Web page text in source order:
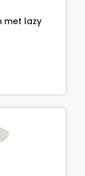
met lazy